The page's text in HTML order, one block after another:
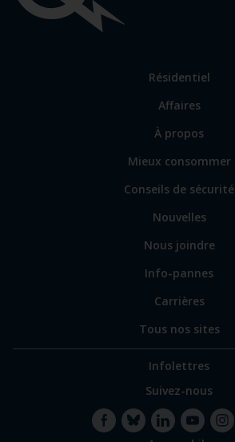
importants
Lien
les
principales
Résidentiel
Affaires
Lien
certains
sites
À propos
Mieux consommer
Conseils de sécurité
Nouvelles
Nous joindre
Info-pannes
Carrières
Tous nos sites
Infolettres
Suivez-nous